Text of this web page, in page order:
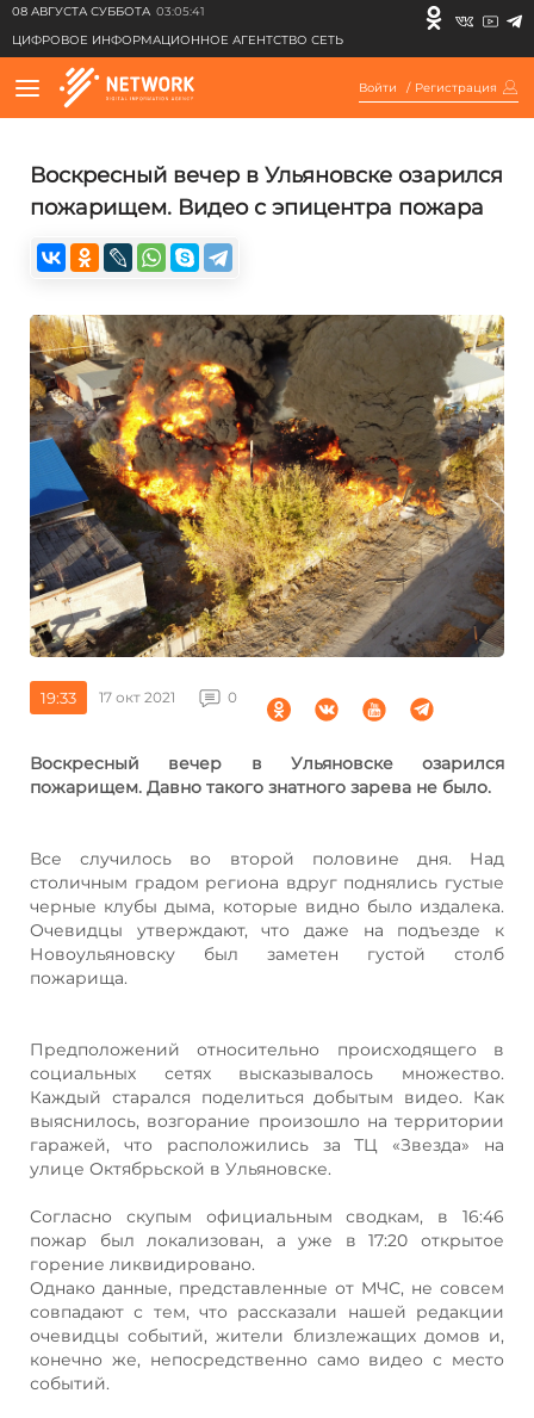
08 АВГУСТА СУББОТА 03:05:41
ЦИФРОВОЕ ИНФОРМАЦИОННОЕ АГЕНТСТВО СЕТЬ
Войти / Регистрация
Воскресный вечер в Ульяновске озарился
пожарищем. Видео с эпицентра пожара
19:33 17 окт 2021 0
Воскресный вечер в Ульяновске озарился
пожарищем. Давно такого знатного зарева не было.
Все случилось во второй половине дня. Над
столичным градом региона вдруг поднялись густые
черные клубы дыма, которые видно было издалека.
Очевидцы утверждают, что даже на подъезде к
Новоульяновску был заметен густой столб
пожарища.
Предположений относительно происходящего в
социальных сетях высказывалось множество.
Каждый старался поделиться добытым видео. Как
выяснилось, возгорание произошло на территории
гаражей, что расположились за ТЦ «Звезда» на
улице Октябрьской в Ульяновске.
Согласно скупым официальным сводкам, в 16:46
пожар был локализован, а уже в 17:20 открытое
горение ликвидировано.
Однако данные, представленные от МЧС, не совсем
совпадают с тем, что рассказали нашей редакции
очевидцы событий, жители близлежащих домов и,
конечно же, непосредственно само видео с место
событий.